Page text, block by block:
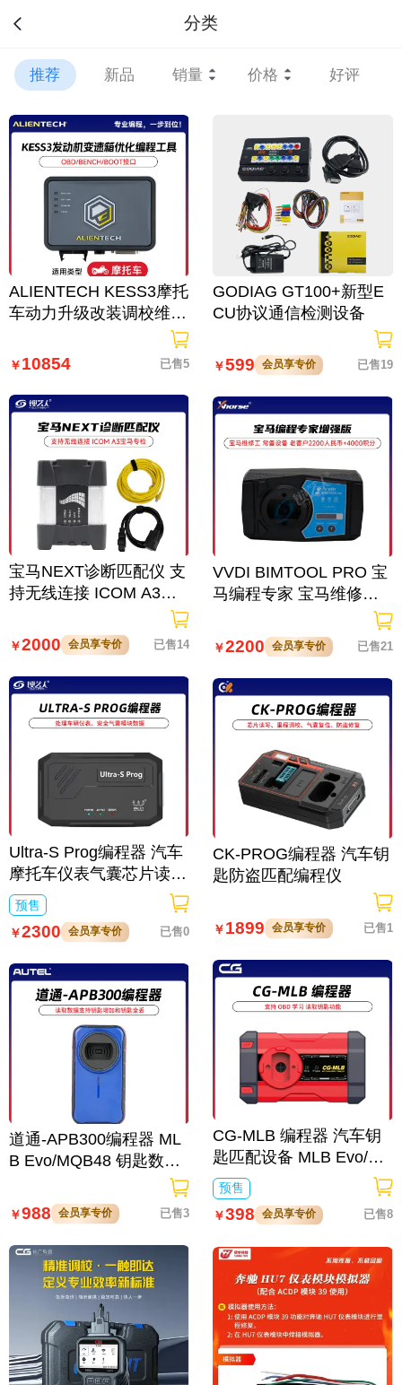
分类
推荐 新品 销量 价格 好评
ALIENTECH KESS3摩托
车动力升级改装调校维修
克隆 发动机变速箱优化
编程工具 OBD/BENCH/
+摩托车-ATV&amp;UTV
BENCH-BOOT协议激活
￥10854 已售5
宝马NEXT诊断匹配仪 支
持无线连接 ICOM A3宝
￥2000 会员享专价 已售14
Ultra-S Prog编程器 汽车
摩托车仪表气囊芯片读写
维修设备
预售
￥2300 会员享专价 已售0
道通-APB300编程器 ML
B Evo/MQB48 钥匙数据
￥988 会员享专价 已售3
GODIAG GT100+新型E
CU协议通信检测设备
￥599 会员享专价 已售19
VVDI BIMTOOL PRO 宝
马编程专家 宝马维修工
常备设备 老客户2200人
民币+4000积分
￥2200 会员享专价 已售21
CK-PROG编程器 汽车钥
匙防盗匹配编程仪
￥1899 会员享专价 已售1
CG-MLB 编程器 汽车钥
匙匹配设备 MLB Evo/M
QB48 钥匙数据读取增加
预售
￥398 会员享专价 已售8